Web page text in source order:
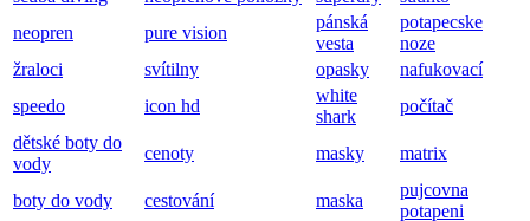
neopren
pure vision
pánská
vesta
potapecske
noze
žraloci
svítilny opasky
nafukovací
speedo
icon hd
white
shark
počítač
dětské boty do
vody
cenoty masky matrix
boty do vody cestování maska
pujcovna
potapeni